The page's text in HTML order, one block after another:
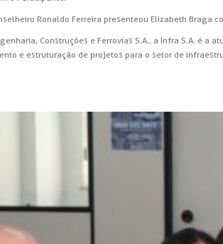
Ronaldo Ferreira presenteou Elizabeth Braga
Construções e Ferrovias S.A., a Infra S.A. é a
e estruturação de projetos para o setor de